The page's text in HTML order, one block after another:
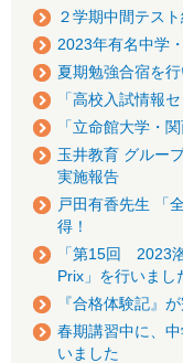
２学期中間テス
2023年有名中学
夏期勉強合宿を行
「高校入試情報
「立命館大学・
玉井教育 グルー
実施報告
戸田有香先生 「
得！
「第15回 2023
Prix」を行いまし
『合格体験記』
春期講習中に、
いました